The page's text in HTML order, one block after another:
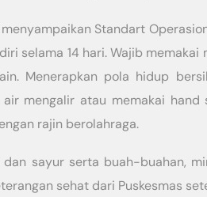
menyampaikan Standart
selama 14 hari. Wajib
Menerapkan pola hidup
mengalir atau memakai hand
rajin berolahraga.
dan sayur serta buah-buahan,
sehat dari Puskesmas